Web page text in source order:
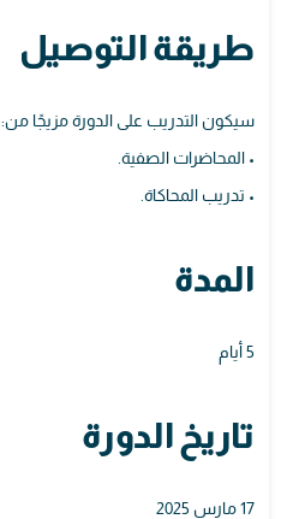
طريقة التوصيل
سيكون التدريب على الدورة مزيجًا من:
• المحاضرات الصفية.
• تدريب المحاكاة.
المدة
5 أيام
تاريخ الدورة
17 مارس 2025